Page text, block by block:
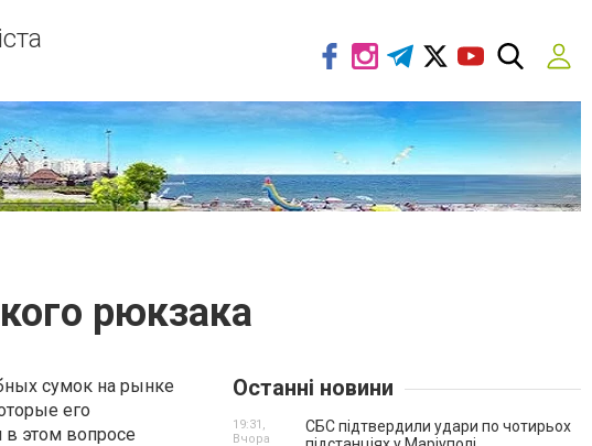
рюкзака
сумок на рынке
его
в этом вопросе
Останні новини
СБС підтвердили удари по чотирьох
19:31,
Вчора